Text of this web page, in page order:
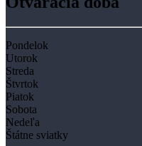
Pondelok
Utorok
Streda
Štvrtok
Piatok
Sobota
Nedeľa
Štátne sviatky